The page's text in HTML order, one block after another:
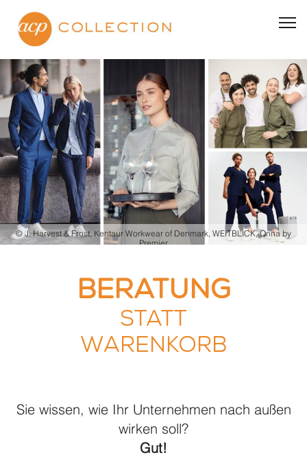
BRANCHEN
Business | Event | Messe
Hotel | Uniform | Housekeeping
Gastronomie | Küche | Catering | Service
Martin Schmid Kochbekleidung
Ärzte | Kliniken | Apotheken
Spa | Kosmetik
Shop | Lebensmittel | Bäckereien
Workwear
Tracht
PHILOSOPHIE
Das Beste aus zwei Welten
So läuft’s mit uns
Warum kein Online – Shop
© J. Harvest & Frost, Kentaur Workwear of Denmark, WEITBLICK, Onna by
Premier
BERATUNG
STATT
WARENKORB
Sie wissen, wie Ihr Unternehmen nach außen
wirken soll?
Gut!